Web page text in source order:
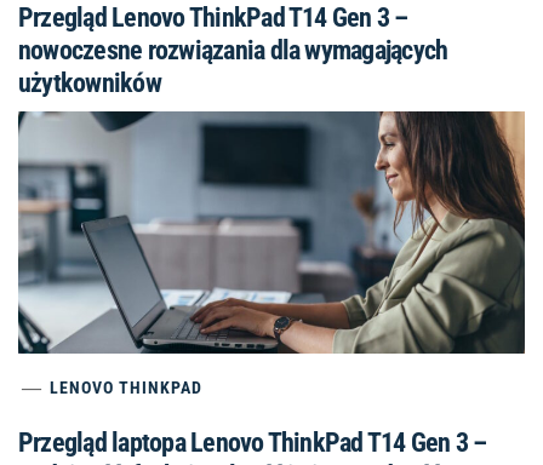
Przegląd Lenovo ThinkPad T14 Gen 3 –
nowoczesne rozwiązania dla wymagających
użytkowników
LENOVO THINKPAD
Przegląd laptopa Lenovo ThinkPad T14 Gen 3 –